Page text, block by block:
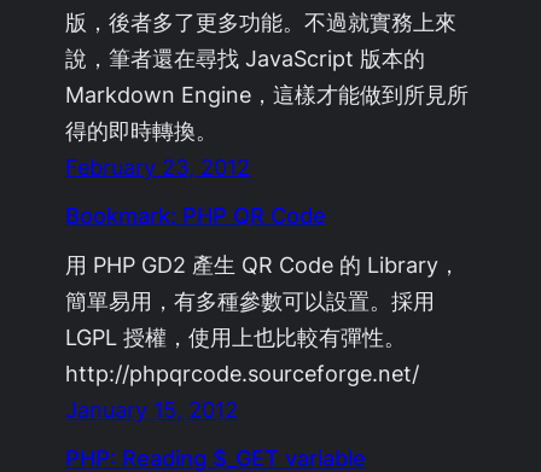
版，後者多了更多功能。不過就實務上來
說，筆者還在尋找 JavaScript 版本的
Markdown Engine，這樣才能做到所見所
得的即時轉換。
February 23, 2012
Bookmark: PHP QR Code
用 PHP GD2 產生 QR Code 的 Library，
簡單易用，有多種參數可以設置。採用
LGPL 授權，使用上也比較有彈性。
http://phpqrcode.sourceforge.net/
January 15, 2012
PHP: Reading $_GET variable